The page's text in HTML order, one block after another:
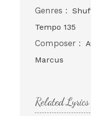
Genres :
Tempo 135
Composer :
Marcus
Related Lyrics